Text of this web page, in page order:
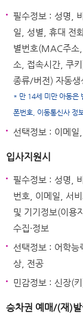
필수정보 : 성명,
일, 성별, 휴대 전
별번호(MAC주소
소, 접속시간, 쿠
종류/버전) 자동생
* 만 14세 미만 아동은
폰번호, 이동통신사 정
선택정보 : 이메
입사지원시
필수정보 : 성명,
번호, 이메일, 서
및 기기정보(이용
수집·정보
선택정보 : 어학능
상, 전공
민감정보 : 신장(
승차권 예매/(재)발